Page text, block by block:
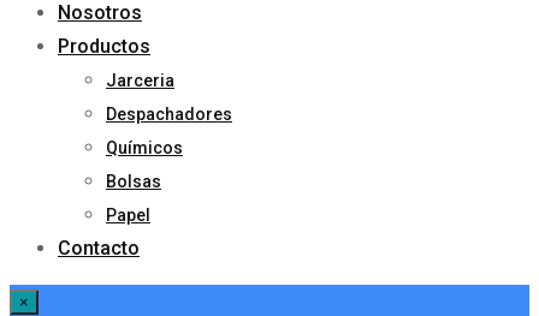
Nosotros
Productos
Jarceria
Despachadores
Químicos
Bolsas
Papel
Contacto
×